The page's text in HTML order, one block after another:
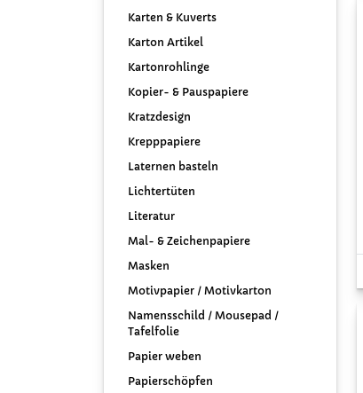
Karten & Kuverts
Karton Artikel
Kartonrohlinge
Kopier- & Pauspapiere
Kratzdesign
Krepppapiere
Laternen basteln
Lichtertüten
Literatur
Mal- & Zeichenpapiere
Masken
Motivpapier / Motivkarton
Namensschild / Mousepad /
Tafelfolie
Papier weben
Papierschöpfen